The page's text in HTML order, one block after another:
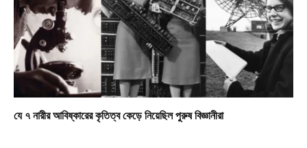
যে ৭ নারীর আবিষ্কারের কৃতিত্ব কেড়ে নিয়েছিল পুরুষ বিজ্ঞানীরা